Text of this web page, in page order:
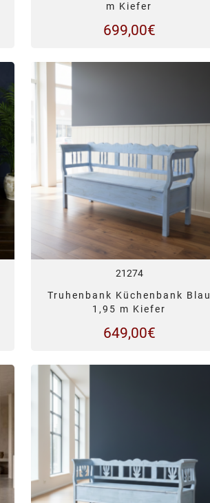
m Kiefer
699,00€
21274
Truhenbank Küchenbank Blau
1,95 m Kiefer
649,00€